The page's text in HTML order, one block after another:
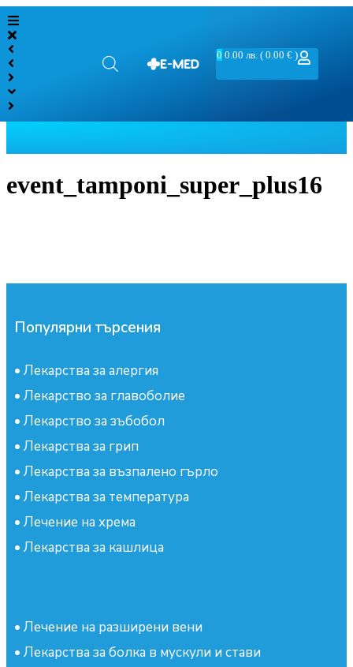
0 0.00лв. ( 0.00 € )
event_tamponi_super_plus16
Популярни търсения
• Лекарства за алергия
• Лекарство за главоболие
• Лекарство за зъбобол
• Лекарства за грип
• Лекарства за възпалено гърло
• Лекарства за температура
• Лечение на хрема
• Лекарства за кашлица
• Лечение на разширени вени
• Лекарства за болка в мускули и стави